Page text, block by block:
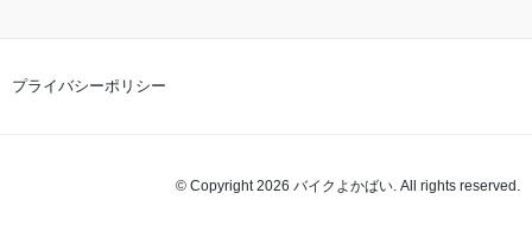
プライバシーポリシー
© Copyright 2026 バイクよかばい. All rights reserved.